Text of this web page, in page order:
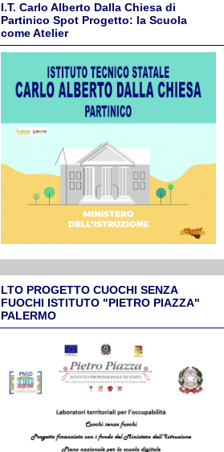
I.T. Carlo Alberto Dalla Chiesa di
Partinico Spot Progetto: la Scuola
come Atelier
LTO PROGETTO CUOCHI SENZA
FUOCHI ISTITUTO "PIETRO PIAZZA"
PALERMO